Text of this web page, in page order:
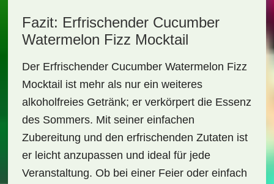
Fazit: Erfrischender Cucumber
Watermelon Fizz Mocktail
Der Erfrischender Cucumber Watermelon Fizz
Mocktail ist mehr als nur ein weiteres
alkoholfreies Getränk; er verkörpert die Essenz
des Sommers. Mit seiner einfachen
Zubereitung und den erfrischenden Zutaten ist
er leicht anzupassen und ideal für jede
Veranstaltung. Ob bei einer Feier oder einfach